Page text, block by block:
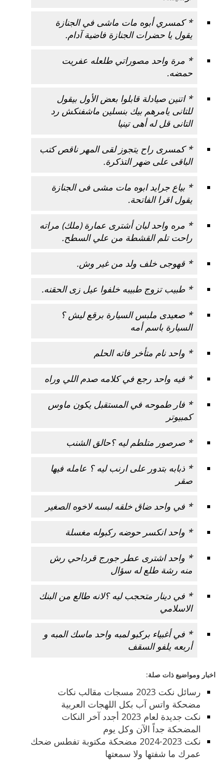
* كمسري أبوه مات ماشى في الجنازة
يقول يا حضرات الجنازة فاضية آدام.
* مرة واحد مصوراتي طلعله عفريت
حمضه.
* اتنين صيادلة قابلوا بعض الأول بيقول
للتانى يامرهم بيك بنسلين ماشفنكش رد
التانى قل له أهى تينيا
* كمسرى راح يتجوز لقى المهر ناقص كتب
الباقى على ضهر التذكرة.
* بياع جرايد ابوه مات مشى فى الجنازة
يقول اقرا الفاتحة.
* مره واحد لبان أشترى عمارة (ملك) مراته
راحت تلم القشطة من علي السطح.
* قهوجى خلف ولد من غير وش.
* طبيب تزوج طبيبه خلفوا عيل زى الحقنه.
* صعيدى ملبس السيارة برقع ليش ؟
السيارة باسم أمه
* واحد نام متأخر فاته الحلم
* فيه واحد رجع في كلامه صدم اللي وراه
* فار طموحه في المستقبل يكون ماوس
كمبيوتر
* صرصور متلطم ليه ؟حالق الشنب
* ذبابه بتدور على ارنب ليه ؟ عامله فيها
صقر
* في واحد ضاق خلقه لبسه لاخوه الصغير
* واحد انكسر حوضه ركبوله مغسلة
* واحد اشترى عطر جورج قرداحي رش
منه رشة طلع له سؤال
* في دينار متحجب ليه ؟لانه طالع من البنك
الاسلامي
* في أغبياء بركبو لمبه واحد ماسك المبه و
أربعه يلفو السقف
اخبار ومواضيع ذات صلة:
رسائل نكت 2023 مسجات مقالب نكات
مضحكة واتس آب بكل اللهجات العربية
نكت جديدة لعام 2023 أجدد آخر النكات
المضحكة جداً الآن وكل يوم
نكت 2023-2024 مضحكة مكتوبة تفطس ضحك
عمرك ما شفتها ولا سمعتها